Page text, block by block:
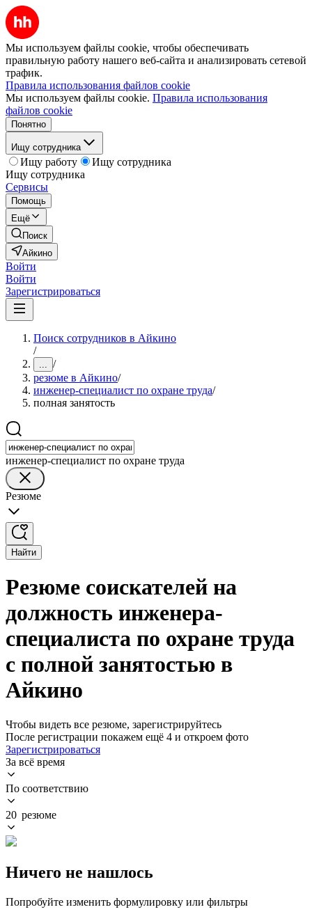
Мы используем файлы cookie, чтобы обеспечивать
правильную работу нашего веб-сайта и анализировать сетевой
трафик.
Правила использования файлов cookie
Мы используем файлы cookie. Правила использования
файлов cookie
Понятно
Ищу сотрудника
Ищу работу
Ищу сотрудника
Ищу сотрудника
Сервисы
Помощь
Ещё
Поиск
Айкино
Войти
Войти
Зарегистрироваться
Поиск сотрудников в Айкино
/
... /
резюме в Айкино/
инженер-специалист по охране труда/
полная занятость
инженер-специалист по охране труда
Резюме
Найти
Резюме соискателей на
должность инженера-
специалиста по охране труда
с полной занятостью в
Айкино
Чтобы видеть все резюме, зарегистрируйтесь
После регистрации покажем ещё 4 и откроем фото
Зарегистрироваться
За всё время
По соответствию
20 резюме
Ничего не нашлось
Попробуйте изменить формулировку или фильтры